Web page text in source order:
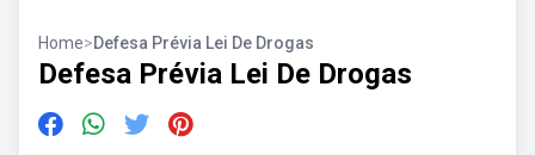
Home>Defesa Prévia Lei De Drogas
Defesa Prévia Lei De Drogas